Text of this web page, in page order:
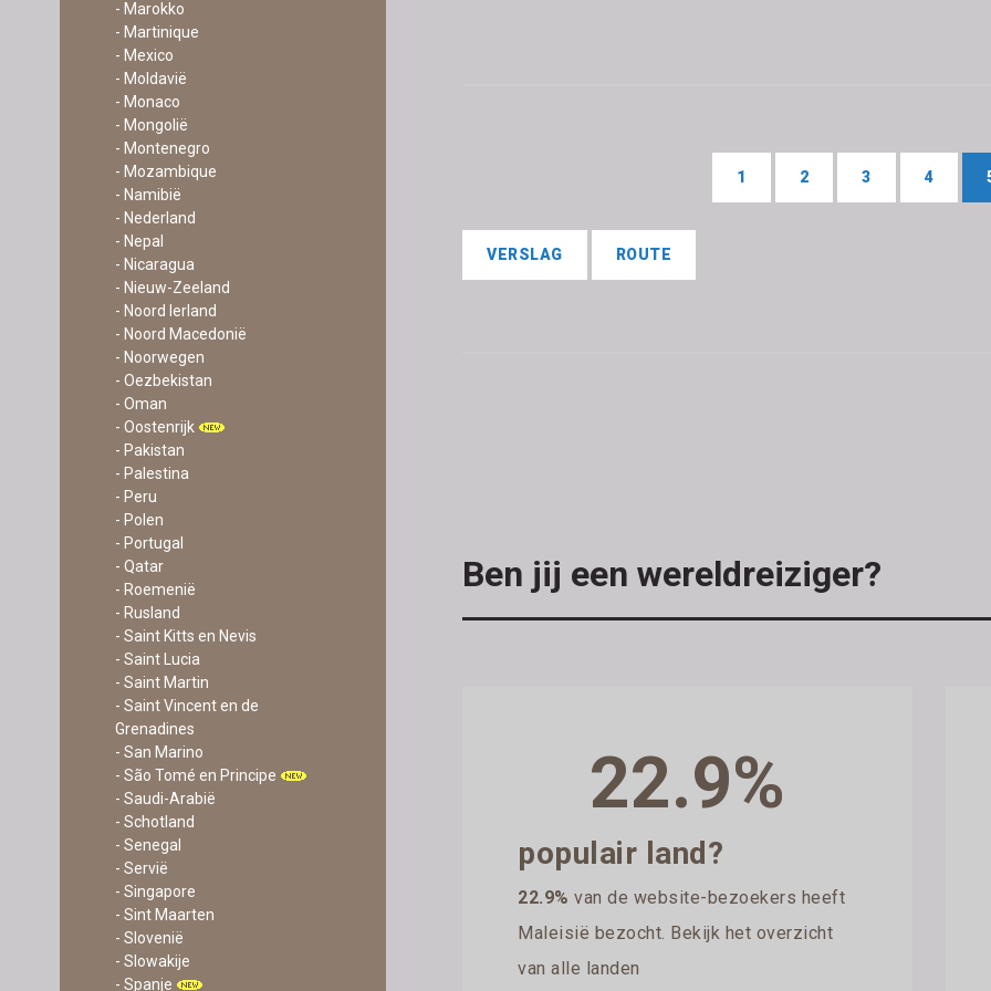
- Marokko
- Martinique
- Mexico
- Moldavië
- Monaco
- Mongolië
- Montenegro
- Mozambique
- Namibië
- Nederland
- Nepal
- Nicaragua
- Nieuw-Zeeland
- Noord Ierland
- Noord Macedonië
- Noorwegen
- Oezbekistan
- Oman
- Oostenrijk
- Pakistan
- Palestina
- Peru
- Polen
- Portugal
- Qatar
- Roemenië
- Rusland
- Saint Kitts en Nevis
- Saint Lucia
- Saint Martin
- Saint Vincent en de
Grenadines
- San Marino
- São Tomé en Principe
- Saudi-Arabië
- Schotland
- Senegal
- Servië
- Singapore
- Sint Maarten
- Slovenië
- Slowakije
- Spanje
1 2 3 4
VERSLAG ROUTE
Ben jij een wereldreiziger?
22.9%
populair land?
22.9% van de website-bezoekers heeft
Maleisië bezocht. Bekijk het overzicht
van alle landen